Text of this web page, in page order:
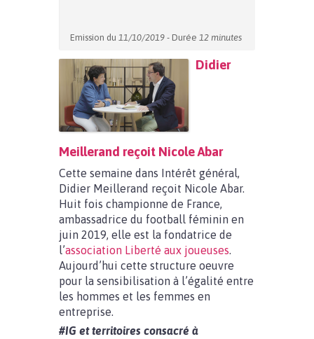
Emission du 11/10/2019 - Durée 12 minutes
Didier
Meillerand reçoit Nicole Abar
Cette semaine dans Intérêt général,
Didier Meillerand reçoit Nicole Abar.
Huit fois championne de France,
ambassadrice du football féminin en
juin 2019, elle est la fondatrice de
l’association Liberté aux joueuses.
Aujourd’hui cette structure oeuvre
pour la sensibilisation à l’égalité entre
les hommes et les femmes en
entreprise.
#IG et territoires consacré à